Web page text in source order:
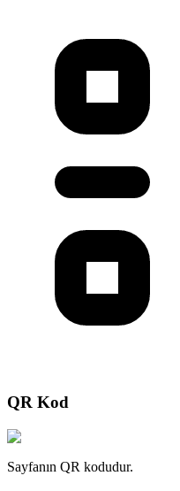
QR Kod
Sayfanın QR kodudur.